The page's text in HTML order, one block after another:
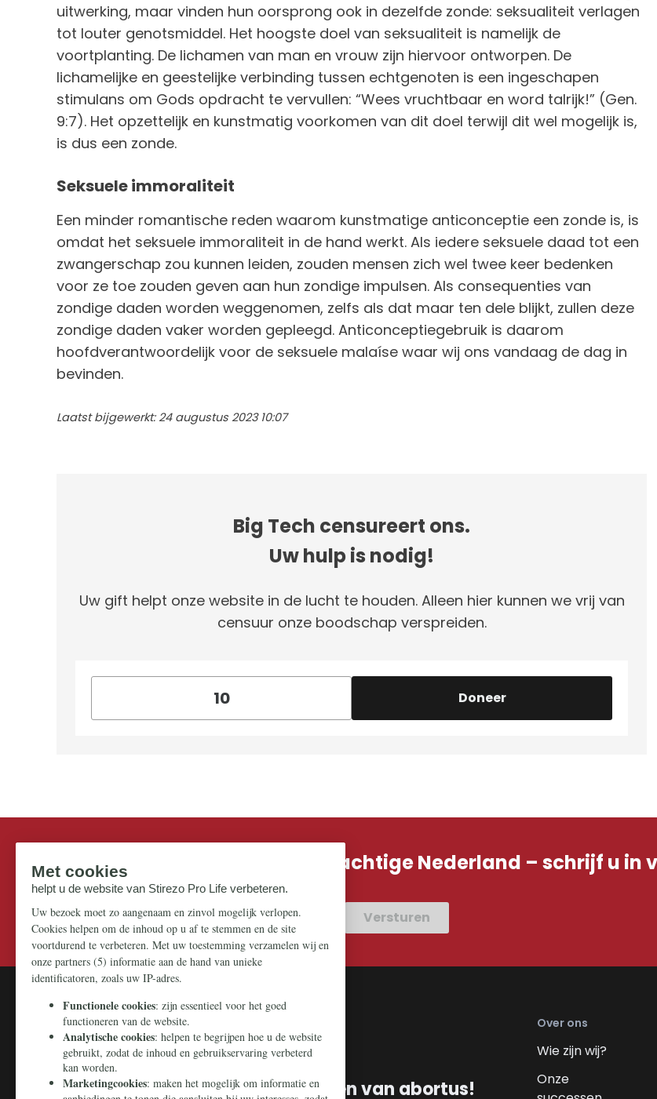
uitwerking, maar vinden hun oorsprong ook in dezelfde zonde: seksualiteit verlagen
tot louter genotsmiddel. Het hoogste doel van seksualiteit is namelijk de
voortplanting. De lichamen van man en vrouw zijn hiervoor ontworpen. De
lichamelijke en geestelijke verbinding tussen echtgenoten is een ingeschapen
stimulans om Gods opdracht te vervullen: “Wees vruchtbaar en word talrijk!” (Gen.
9:7). Het opzettelijk en kunstmatig voorkomen van dit doel terwijl dit wel mogelijk is,
is dus een zonde.
Seksuele immoraliteit
Een minder romantische reden waarom kunstmatige anticonceptie een zonde is, is
omdat het seksuele immoraliteit in de hand werkt. Als iedere seksuele daad tot een
zwangerschap zou kunnen leiden, zouden mensen zich wel twee keer bedenken
voor ze toe zouden geven aan hun zondige impulsen. Als consequenties van
zondige daden worden weggenomen, zelfs als dat maar ten dele blijkt, zullen deze
zondige daden vaker worden gepleegd. Anticonceptiegebruik is daarom
hoofdverantwoordelijk voor de seksuele malaíse waar wij ons vandaag de dag in
bevinden.
Laatst bijgewerkt: 24 augustus 2023 10:07
Big Tech censureert ons.
Uw hulp is nodig!
Uw gift helpt onze website in de lucht te houden. Alleen hier kunnen we vrij van
censuur onze boodschap verspreiden.
Doneer
Mis niks in de strijd om ons prachtige Nederland – schrijf u in
Zorg dat u geen enkel belangrijk artikel mist.
Versturen
U kunt ongeboren kinderen redden van abortus!
Over ons
Wie zijn wij?
Onze